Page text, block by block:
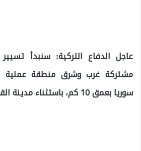
عاجل الدفاع التركية: سنبدأ
مشتركة غرب وشرق منطقة عملية
سوريا بعمق 10 كم، باستثناء مدينة القامشلي.